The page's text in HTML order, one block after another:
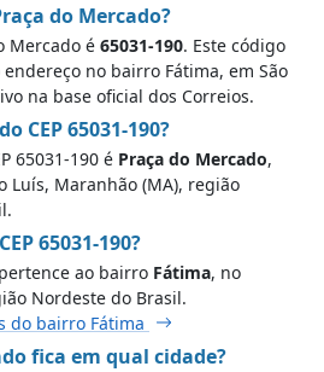
do Mercado?
Mercado é 65031-190. Este código
no bairro Fátima, em São
na base oficial dos Correios.
CEP 65031-190?
65031-190 é Praça do Mercado,
Luís, Maranhão (MA), região
65031-190?
ao bairro Fátima, no
Nordeste do Brasil.
do bairro Fátima
fica em qual cidade?